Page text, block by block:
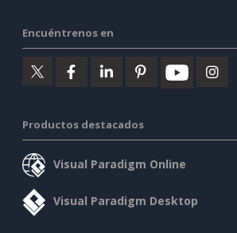
Encuéntrenos en
Productos destacados
Visual Paradigm Online
Visual Paradigm Desktop